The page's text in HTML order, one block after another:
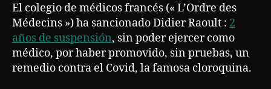
El colegio de médicos francés (« L’Ordre des
Médecins ») ha sancionado Didier Raoult : 2
años de suspensión, sin poder ejercer como
médico, por haber promovido, sin pruebas, un
remedio contra el Covid, la famosa cloroquina.